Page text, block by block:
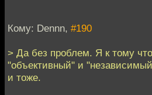
Кому: Dennn, #190
> Да без проблем. Я к тому
"объективный" и
и тоже.